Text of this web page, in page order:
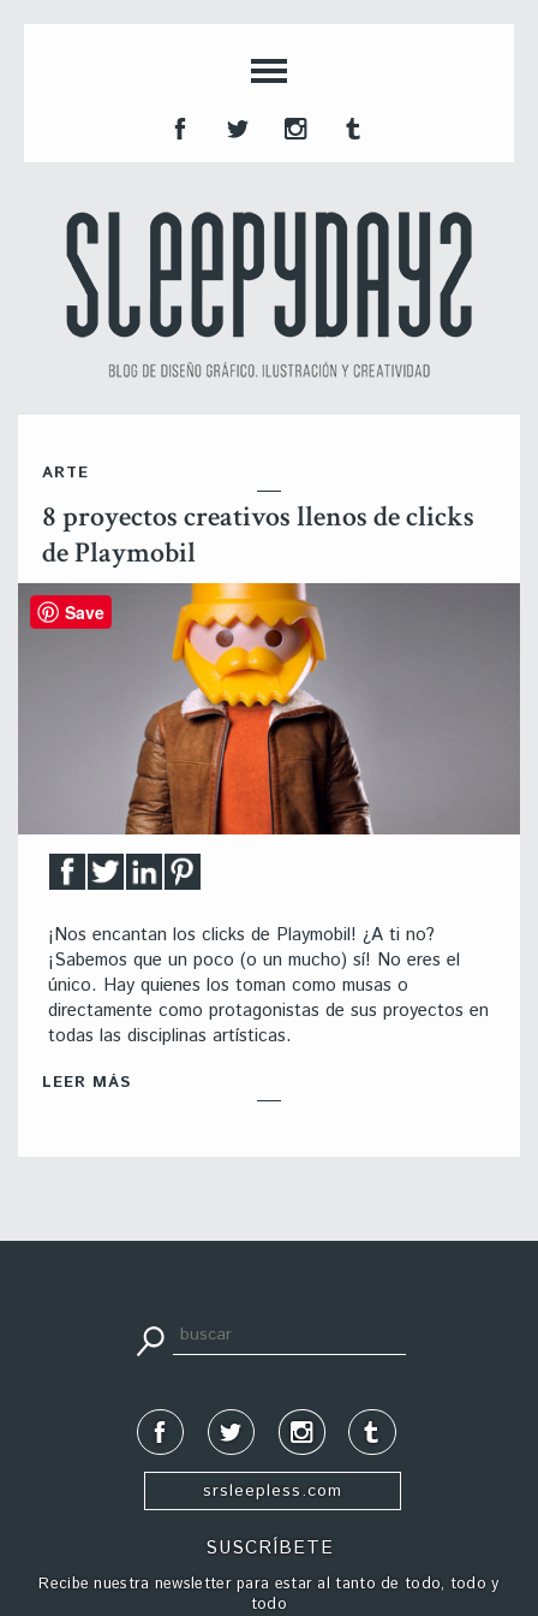
ARTE
8 proyectos creativos llenos de clicks
de Playmobil
¡Nos encantan los clicks de Playmobil! ¿A ti no?
¡Sabemos que un poco (o un mucho) sí! No eres el
único. Hay quienes los toman como musas o
directamente como protagonistas de sus proyectos en
todas las disciplinas artísticas.
LEER MÁS
srsleepless.com
SUSCRÍBETE
Recibe nuestra newsletter para estar al tanto de todo, todo y
todo
Save